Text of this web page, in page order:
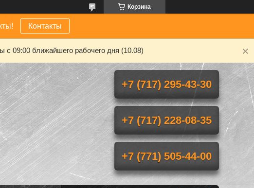
Корзина
Контакты
09:00 ближайшего рабочего дня (10.08)
+7 (717) 295-43-30
+7 (717) 228-08-35
+7 (771) 505-44-00